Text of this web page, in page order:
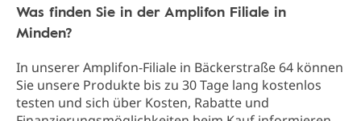
Was finden Sie in der Amplifon Filiale in
Minden?
In unserer Amplifon-Filiale in Bäckerstraße 64 können
Sie unsere Produkte bis zu 30 Tage lang kostenlos
testen und sich über Kosten, Rabatte und